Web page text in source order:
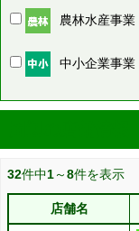
農林水産事業
中小企業事業
32件中1～8件を表示
店舗名